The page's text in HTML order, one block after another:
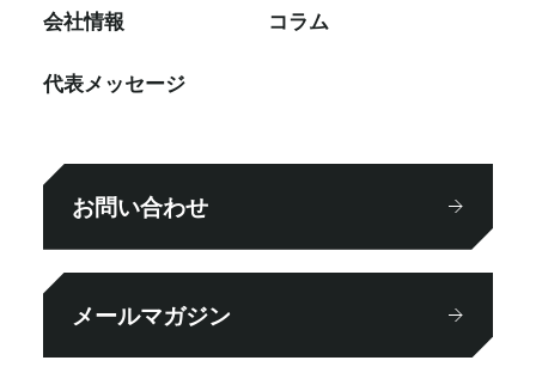
会社情報
代表メッセージ
コラム
お問い合わせ
メールマガジン